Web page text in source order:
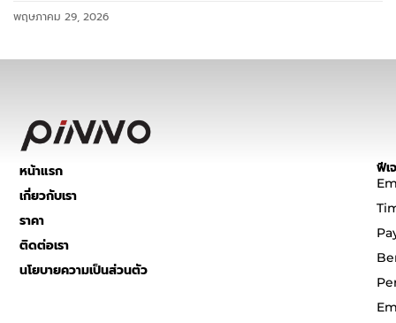
พฤษภาคม 29, 2026
หน้าแรก
เกี่ยวกับเรา
ราคา
ติดต่อเรา
นโยบายความเป็นส่วนตัว
ฟีเ